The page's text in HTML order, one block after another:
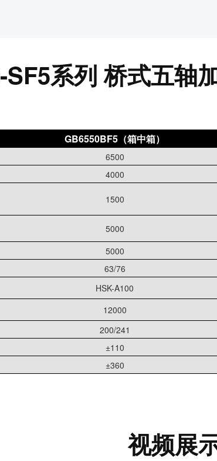
系列 桥式五轴
GB6550BF5（箱中箱）
6500
4000
1500
5000
5000
63/76
HSK-A100
12000
200/241
±110
±360
视频展